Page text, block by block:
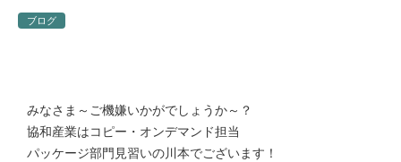
ブログ
みなさま～ご機嫌いかがでしょうか～？
協和産業はコピー・オンデマンド担当
パッケージ部門見習いの川本でございます！